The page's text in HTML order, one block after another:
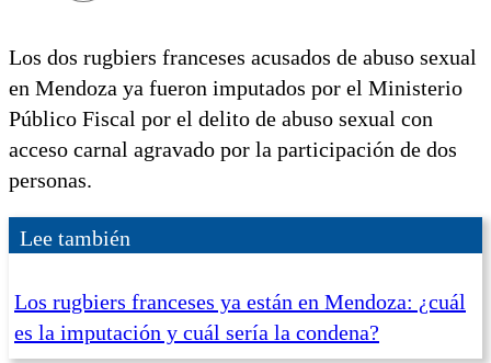
Los dos rugbiers franceses acusados de abuso sexual
en Mendoza ya fueron imputados por el Ministerio
Público Fiscal por el delito de abuso sexual con
acceso carnal agravado por la participación de dos
personas.
Lee también
Los rugbiers franceses ya están en Mendoza: ¿cuál
es la imputación y cuál sería la condena?